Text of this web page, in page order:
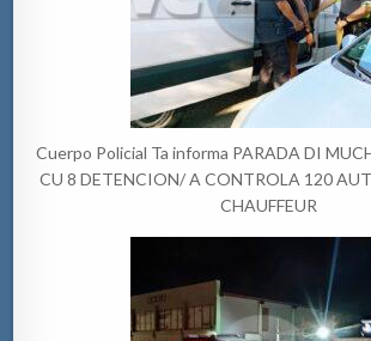
Cuerpo Policial Ta informa PARADA DI
CU 8 DETENCION/ A CONTROLA 120
CHAUFFEUR